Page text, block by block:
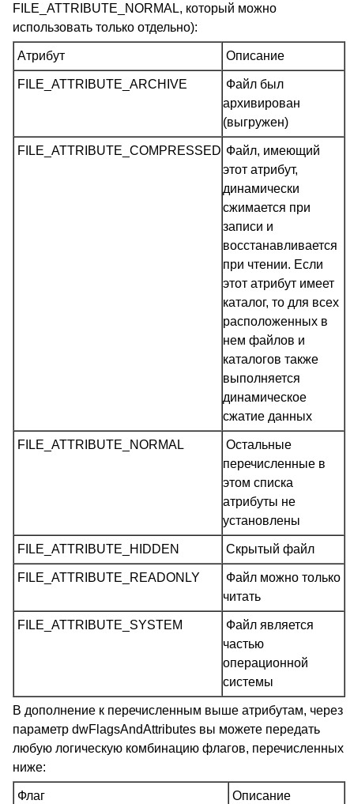
FILE_ATTRIBUTE_NORMAL, который можно
использовать только отдельно):
Атрибут Описание
FILE_ATTRIBUTE_ARCHIVE
Файл был
архивирован
(выгружен)
FILE_ATTRIBUTE_COMPRESSED Файл, имеющий
этот атрибут,
динамически
сжимается при
записи и
восстанавливается
при чтении. Если
этот атрибут имеет
каталог, то для всех
расположенных в
нем файлов и
каталогов также
выполняется
динамическое
сжатие данных
FILE_ATTRIBUTE_NORMAL
Остальные
перечисленные в
этом списка
атрибуты не
установлены
FILE_ATTRIBUTE_HIDDEN Скрытый файл
FILE_ATTRIBUTE_READONLY
Файл можно только
читать
FILE_ATTRIBUTE_SYSTEM
Файл является
частью
операционной
системы
В дополнение к перечисленным выше атрибутам, через
параметр dwFlagsAndAttributes вы можете передать
любую логическую комбинацию флагов, перечисленных
ниже:
Флаг Описание